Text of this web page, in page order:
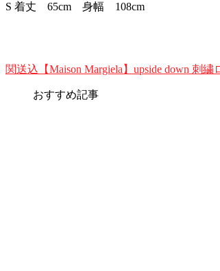
S 着丈 65cm 身幅 108cm
関送込【Maison Margiela】upside down 刺繍
おすすめ記事